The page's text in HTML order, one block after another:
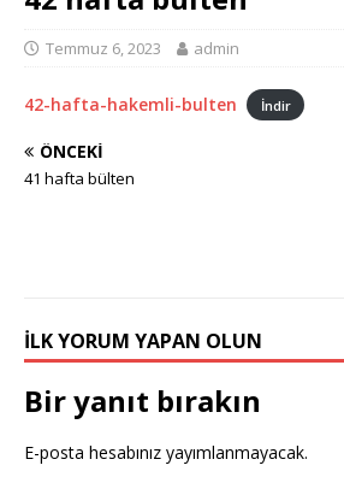
Temmuz 6, 2023 admin
42-hafta-hakemli-bulten İndir
ÖNCEKI
41 hafta bülten
İLK YORUM YAPAN OLUN
Bir yanıt bırakın
E-posta hesabınız yayımlanmayacak.